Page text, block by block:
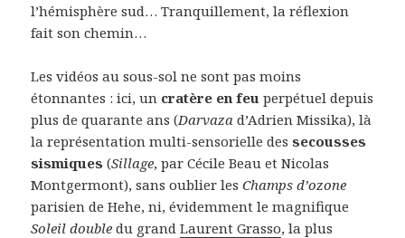
l’hémisphère sud… Tranquillement, la réflexion
fait son chemin…
Les vidéos au sous-sol ne sont pas moins
étonnantes : ici, un cratère en feu perpétuel depuis
plus de quarante ans (Darvaza d’Adrien Missika), là
la représentation multi-sensorielle dessecousses
sismiques (Sillage, par Cécile Beau et Nicolas
Montgermont), sans oublier lesChamps d’ozone
parisien de Hehe, ni, évidemment le magnifique
Soleil double du grandLaurent Grasso, la plus